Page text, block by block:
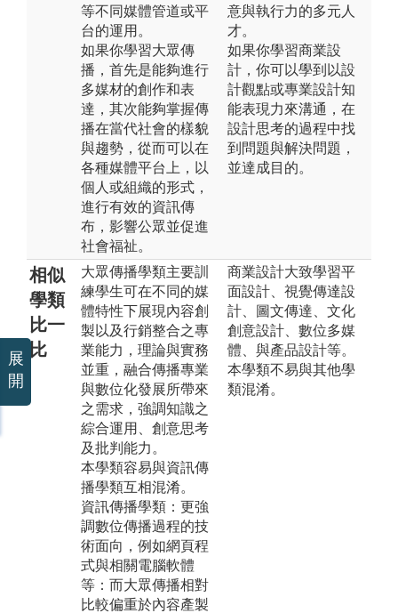
等不同媒體管道或平
台的運用。
如果你學習大眾傳
播，首先是能夠進行
多媒材的創作和表
達，其次能夠掌握傳
播在當代社會的樣貌
與趨勢，從而可以在
各種媒體平台上，以
個人或組織的形式，
進行有效的資訊傳
布，影響公眾並促進
社會福祉。
意與執行力的多元人
才。
如果你學習商業設
計，你可以學到以設
計觀點或專業設計知
能表現力來溝通，在
設計思考的過程中找
到問題與解決問題，
並達成目的。
相似
學類
比一
比
大眾傳播學類主要訓
練學生可在不同的媒
體特性下展現內容創
製以及行銷整合之專
業能力，理論與實務
並重，融合傳播專業
與數位化發展所帶來
之需求，強調知識之
綜合運用、創意思考
及批判能力。
本學類容易與資訊傳
播學類互相混淆。
資訊傳播學類：更強
調數位傳播過程的技
術面向，例如網頁程
式與相關電腦軟體
等：而大眾傳播相對
比較偏重於內容產製
商業設計大致學習平
面設計、視覺傳達設
計、圖文傳達、文化
創意設計、數位多媒
體、與產品設計等。
本學類不易與其他學
類混淆。
展
開